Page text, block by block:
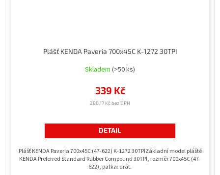
Plášť KENDA Paveria 700x45C K-1272 30TPI
Skladem (>50 ks)
280,17 Kč bez DPH
339 Kč
DETAIL
Plášť KENDA Paveria 700x45C (47-622) K-1272 30TPIZákladní model pláště
KENDA Preferred Standard Rubber Compound 30TPI, rozměr 700x45C (47-
622), patka: drát.